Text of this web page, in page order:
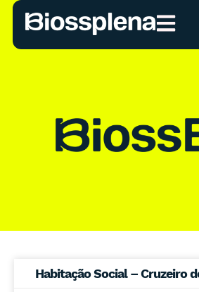
Habitação Social – Cruzeiro